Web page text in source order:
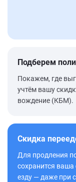
Подберем
Покажем, где
учтём вашу
вождение (КБМ).
Скидка
Для продления
сохранится
езду — даже при